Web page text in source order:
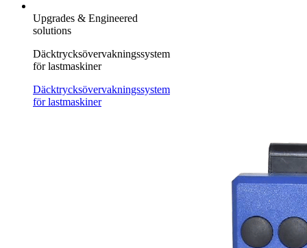
Upgrades & Engineered
solutions
Däcktrycksövervakningssystem
för lastmaskiner
Däcktrycksövervakningssystem
för lastmaskiner